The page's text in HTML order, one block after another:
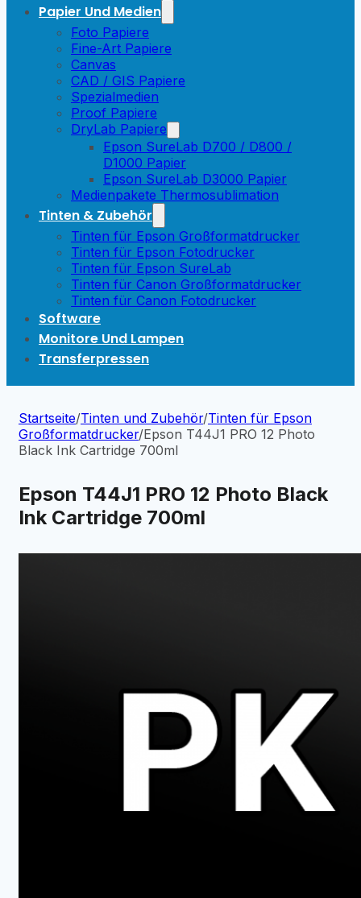
Papier Und Medien
Foto Papiere
Fine-Art Papiere
Canvas
CAD / GIS Papiere
Spezialmedien
Proof Papiere
DryLab Papiere
Epson SureLab D700 / D800 /
D1000 Papier
Epson SureLab D3000 Papier
Medienpakete Thermosublimation
Tinten & Zubehör
Tinten für Epson Großformatdrucker
Tinten für Epson Fotodrucker
Tinten für Epson SureLab
Tinten für Canon Großformatdrucker
Tinten für Canon Fotodrucker
Software
Monitore Und Lampen
Transferpressen
Startseite/Tinten und Zubehör/Tinten für Epson
Großformatdrucker/Epson T44J1 PRO 12 Photo
Black Ink Cartridge 700ml
Epson T44J1 PRO 12 Photo Black
Ink Cartridge 700ml